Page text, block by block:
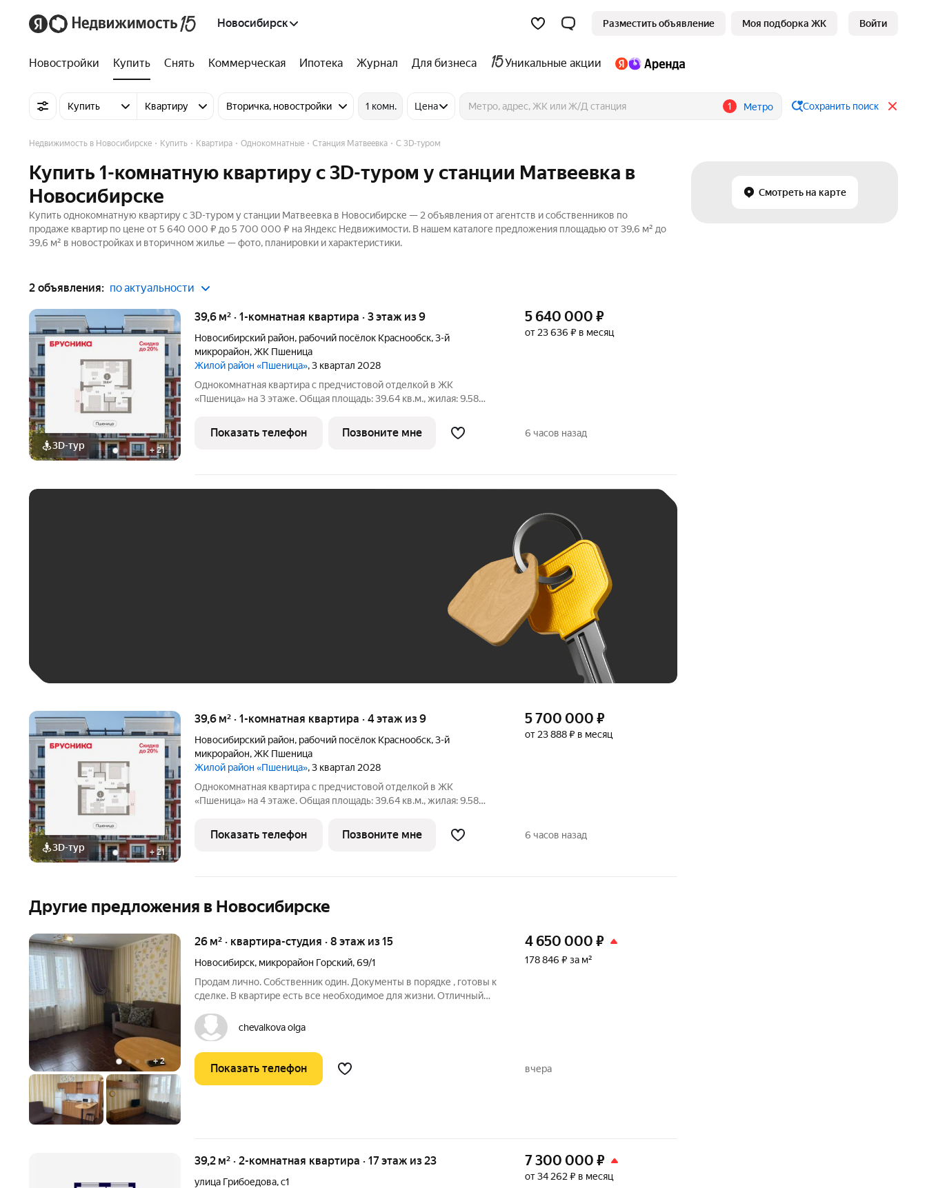
Новосибирск Разместить объявление Моя подборка ЖК Войти
Новостройки Купить Снять Коммерческая Ипотека Журнал Для бизнеса Уникальные акции
Купить Квартиру Вторичка, новостройки 1 комн. Цена 1 Метро Сохранить поиск
Смотреть на карте
Недвижимость в Новосибирске Купить Квартира Однокомнатные Станция Матвеевка C 3D-туром
Купить 1-комнатную квартиру c 3D-туром у станции Матвеевка в
Новосибирске
Купить однокомнатную квартиру c 3D-туром у станции Матвеевка в Новосибирске — 2 объявления от агентств и собственников по
продаже квартир по цене от 5 640 000 ₽ до 5 700 000 ₽ на Яндекс Недвижимости. В нашем каталоге предложения площадью от 39,6 м² до
39,6 м² в новостройках и вторичном жилье — фото, планировки и характеристики.
2 объявления: по актуальности
3D-тур +21
39,6 м² · 1-комнатная квартира · 3 этаж из 9
Новосибирский район, рабочий посёлок Краснообск,3-й
микрорайон,ЖК Пшеница
Жилой район «Пшеница», 3 квартал 2028
Однокомнатная квартира с предчистовой отделкой в ЖК
«Пшеница» на 3 этаже. Общая площадь: 39.64 кв.м., жилая: 9.58
выходят на одну сторону. В квартире один балкон, один
совмещенный санузел.
5 640 000 ₽
от 23 636 ₽ в месяц
Показать телефон Позвоните мне 6 часов назад
3D-тур +21
39,6 м² · 1-комнатная квартира · 4 этаж из 9
Новосибирский район, рабочий посёлок Краснообск,3-й
микрорайон,ЖК Пшеница
Жилой район «Пшеница», 3 квартал 2028
Однокомнатная квартира с предчистовой отделкой в ЖК
«Пшеница» на 4 этаже. Общая площадь: 39.64 кв.м., жилая: 9.58
выходят на одну сторону. В квартире один балкон, один
совмещенный санузел.
5 700 000 ₽
от 23 888 ₽ в месяц
Показать телефон Позвоните мне 6 часов назад
Другие предложения в Новосибирске
+2
26 м² · квартира-студия · 8 этаж из 15
Новосибирск, микрорайон Горский,69/1
Продам лично. Собственник один. Документы в порядке , готовы к
сделке. В квартире есть все необходимое для жизни. Отличный
аренду. Очень хороший район с развитой инфраструктурой. От
метро 15
chevalkova olga
4 650 000 ₽
178 846 ₽ за м²
Показать телефон вчера
39,2 м² · 2-комнатная квартира · 17 этаж из 23
улица Грибоедова,с1
7 300 000 ₽
от 34 262 ₽ в месяц